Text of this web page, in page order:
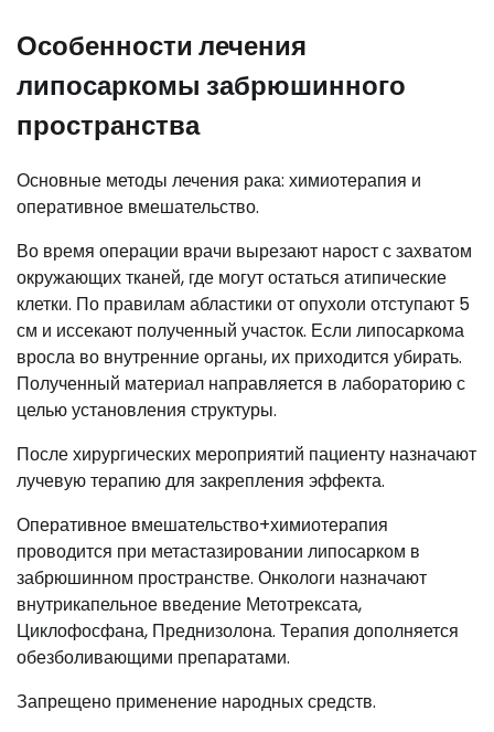
Особенности лечения
липосаркомы забрюшинного
пространства
Основные методы лечения рака: химиотерапия и
оперативное вмешательство.
Во время операции врачи вырезают нарост с захватом
окружающих тканей, где могут остаться атипические
клетки. По правилам абластики от опухоли отступают 5
см и иссекают полученный участок. Если липосаркома
вросла во внутренние органы, их приходится убирать.
Полученный материал направляется в лабораторию с
целью установления структуры.
После хирургических мероприятий пациенту назначают
лучевую терапию для закрепления эффекта.
Оперативное вмешательство+химиотерапия
проводится при метастазировании липосарком в
забрюшинном пространстве. Онкологи назначают
внутрикапельное введение Метотрексата,
Циклофосфана, Преднизолона. Терапия дополняется
обезболивающими препаратами.
Запрещено применение народных средств.